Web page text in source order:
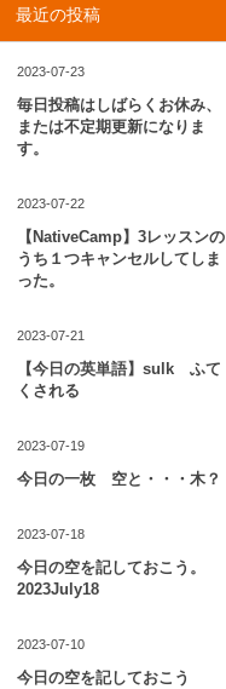
最近の投稿
2023-07-23
毎日投稿はしばらくお休み、
または不定期更新になりま
す。
2023-07-22
【NativeCamp】3レッスンの
うち１つキャンセルしてしま
った。
2023-07-21
【今日の英単語】sulk ふて
くされる
2023-07-19
今日の一枚 空と・・・木？
2023-07-18
今日の空を記しておこう。
2023July18
2023-07-10
今日の空を記しておこう